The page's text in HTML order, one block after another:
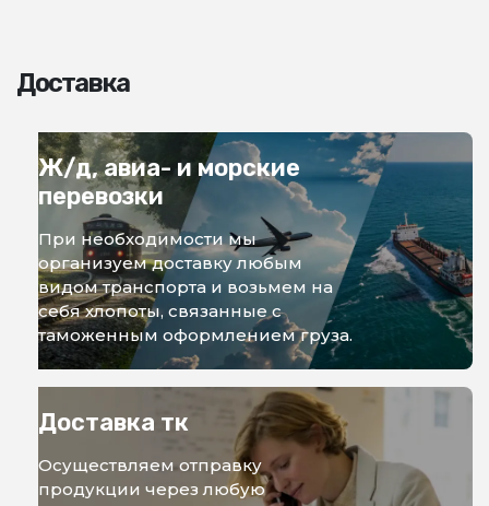
Доставка
Ж/д, авиа- и морские
перевозки
При необходимости мы
организуем доставку любым
видом транспорта и возьмем на
себя хлопоты, связанные с
таможенным оформлением груза.
Доставка тк
Осуществляем отправку
продукции через любую